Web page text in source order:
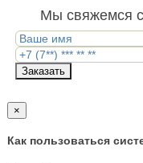
Мы свяжемся
Заказать
×
Как пользоваться